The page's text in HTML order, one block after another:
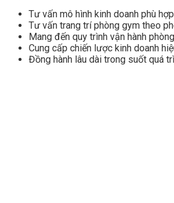
Tư vấn mô hình kinh doanh phù hợp
Tư vấn trang trí phòng gym theo
Mang đến quy trình vận hành
Cung cấp chiến lược kinh doanh
Đồng hành lâu dài trong suốt quá